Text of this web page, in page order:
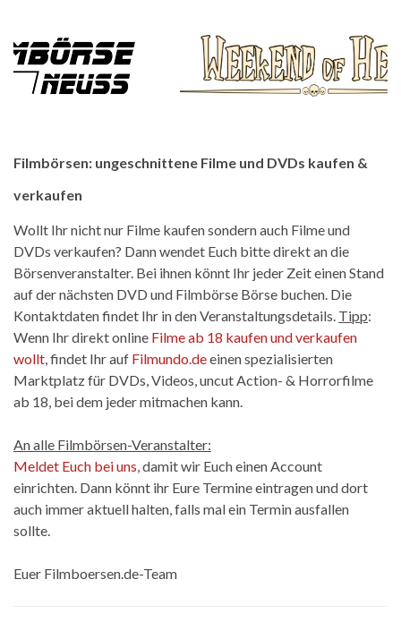
Filmbörsen: ungeschnittene Filme und DVDs kaufen &
verkaufen
Wollt Ihr nicht nur Filme kaufen sondern auch Filme und
DVDs verkaufen? Dann wendet Euch bitte direkt an die
Börsenveranstalter. Bei ihnen könnt Ihr jeder Zeit einen Stand
auf der nächsten DVD und Filmbörse Börse buchen. Die
Kontaktdaten findet Ihr in den Veranstaltungsdetails. Tipp:
Wenn Ihr direkt online Filme ab 18 kaufen und verkaufen
wollt, findet Ihr auf Filmundo.deeinen spezialisierten
Marktplatz für DVDs, Videos, uncut Action- & Horrorfilme
ab 18, bei dem jeder mitmachen kann.
An alle Filmbörsen-Veranstalter:
Meldet Euch bei uns, damit wir Euch einen Account
einrichten. Dann könnt ihr Eure Termine eintragen und dort
auch immer aktuell halten, falls mal ein Termin ausfallen
sollte.
Euer Filmboersen.de-Team